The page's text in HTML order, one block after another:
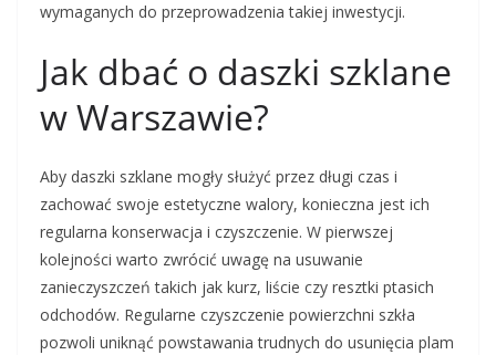
wymaganych do przeprowadzenia takiej inwestycji.
Jak dbać o daszki szklane
w Warszawie?
Aby daszki szklane mogły służyć przez długi czas i
zachować swoje estetyczne walory, konieczna jest ich
regularna konserwacja i czyszczenie. W pierwszej
kolejności warto zwrócić uwagę na usuwanie
zanieczyszczeń takich jak kurz, liście czy resztki ptasich
odchodów. Regularne czyszczenie powierzchni szkła
pozwoli uniknąć powstawania trudnych do usunięcia plam